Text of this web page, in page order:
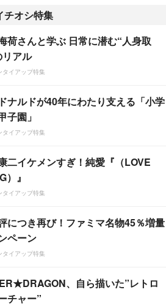
チオシ特集
荷さんと学ぶ 日常に潜む“人身取
リアル
タイアップ特集
ナルドが40年にわたり支える「小学
子園」
タイアップ特集
二イケメンすぎ！純愛『（LOVE
）』
タイアップ特集
につき再び！ファミマ名物45％増量
ペーン
タイアップ特集
、自ら描いた”レトロ
チャー”